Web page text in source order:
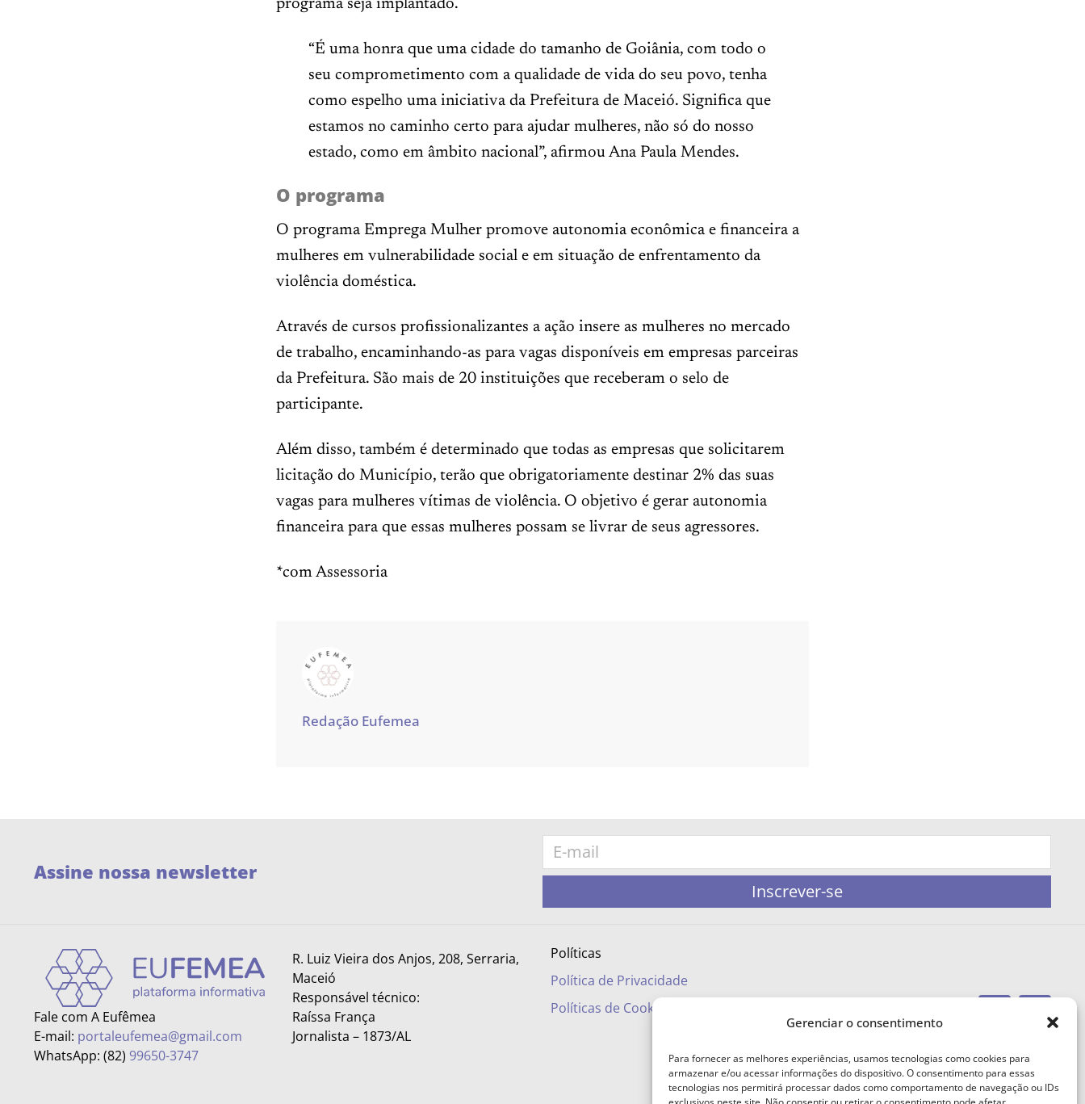
Gerenciar o consentimento
Para fornecer as melhores experiências, usamos tecnologias como cookies para
armazenar e/ou acessar informações do dispositivo. O consentimento para essas
tecnologias nos permitirá processar dados como comportamento de navegação ou IDs
programa seja implantado.
“É uma honra que uma cidade do tamanho de Goiânia, com todo o
seu comprometimento com a qualidade de vida do seu povo, tenha
como espelho uma iniciativa da Prefeitura de Maceió. Significa que
estamos no caminho certo para ajudar mulheres, não só do nosso
estado, como em âmbito nacional”, afirmou Ana Paula Mendes.
O programa
O programa Emprega Mulher promove autonomia econômica e financeira a
mulheres em vulnerabilidade social e em situação de enfrentamento da
violência doméstica.
Através de cursos profissionalizantes a ação insere as mulheres no mercado
de trabalho, encaminhando-as para vagas disponíveis em empresas parceiras
da Prefeitura. São mais de 20 instituições que receberam o selo de
participante.
Além disso, também é determinado que todas as empresas que solicitarem
licitação do Município, terão que obrigatoriamente destinar 2% das suas
vagas para mulheres vítimas de violência. O objetivo é gerar autonomia
financeira para que essas mulheres possam se livrar de seus agressores.
*com Assessoria
Redação Eufemea
Assine nossa newsletter
Inscrever-se
Fale com A Eufêmea
E-mail: portaleufemea@gmail.com
WhatsApp: (82) 99650-3747
R. Luiz Vieira dos Anjos, 208, Serraria,
Maceió
Responsável técnico:
Raíssa França
Jornalista – 1873/AL
Políticas
Política de Privacidade
Políticas de Cookies